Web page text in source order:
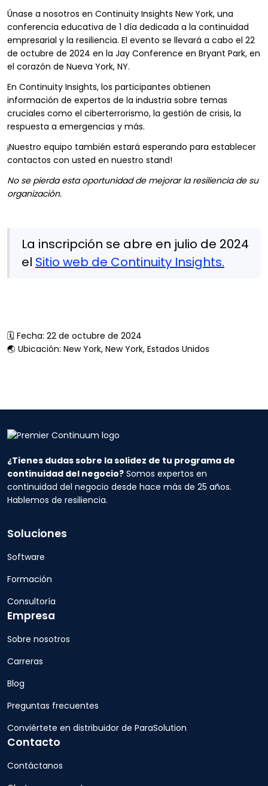
Únase a nosotros en Continuity Insights New York, una
conferencia educativa de 1 día dedicada a la continuidad
empresarial y la resiliencia. El evento se llevará a cabo el 22
de octubre de 2024 en la Jay Conference en Bryant Park, en
el corazón de Nueva York, NY.
En Continuity Insights, los participantes obtienen
información de expertos de la industria sobre temas
cruciales como el ciberterrorismo, la gestión de crisis, la
respuesta a emergencias y más.
¡Nuestro equipo también estará esperando para establecer
contactos con usted en nuestro stand!
No se pierda esta oportunidad de mejorar la resiliencia de su
organización.
La inscripción se abre en julio de 2024
el Sitio web de Continuity Insights.
🗓️ Fecha: 22 de octubre de 2024
🌏 Ubicación: New York, New York, Estados Unidos
¿Tienes dudas sobre la solidez de tu programa de
continuidad del negocio? Somos expertos en
continuidad del negocio desde hace más de 25 años.
Hablemos de resiliencia.
Soluciones
Software
Formación
Consultoría
Empresa
Sobre nosotros
Carreras
Blog
Preguntas frecuentes
Conviértete en distribuidor de ParaSolution
Contacto
Contáctanos